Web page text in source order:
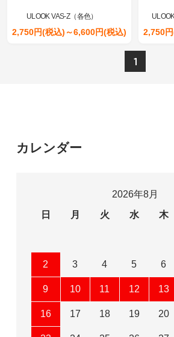
ULOOK VAS-Z（各色）
2,750円(税込)～6,600円(税込) 2,750
1
カレンダー
2026年8月
日
月 火 水 木
2 3 4 5 6
9 10 11 12 13
16 17 18 19 20